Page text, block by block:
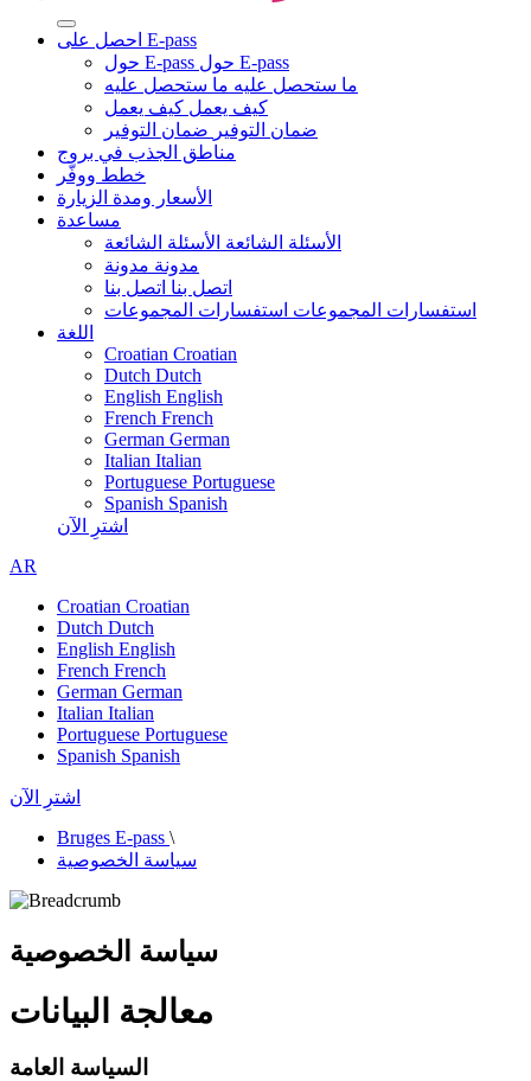
احصل على E-pass
حول E-pass
حول E-pass
ما ستحصل عليه ما ستحصل عليه
كيف يعمل كيف يعمل
ضمان التوفير ضمان التوفير
مناطق الجذب في بروج
خطط ووفّر
الأسعار ومدة الزيارة
مساعدة
الأسئلة الشائعة الأسئلة الشائعة
مدونة مدونة
اتصل بنا اتصل بنا
استفسارات المجموعات استفسارات المجموعات
اللغة
Croatian Croatian
Dutch Dutch
English English
French French
German German
Italian Italian
Portuguese Portuguese
Spanish Spanish
اشترِ الآن
AR
Croatian Croatian
Dutch Dutch
English English
French French
German German
Italian Italian
Portuguese Portuguese
Spanish Spanish
اشترِ الآن
Bruges E-pass \
سياسة الخصوصية
سياسة الخصوصية
معالجة البيانات
السياسة العامة